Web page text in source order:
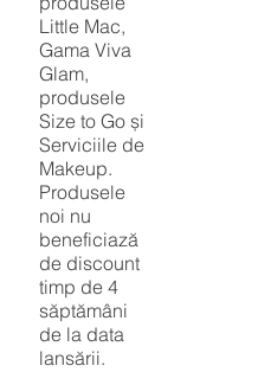
Little Mac,
Gama Viva
Glam,
produsele
Size to Go și
Serviciile de
Makeup.
Produsele
noi nu
beneficiază
de discount
timp de 4
săptămâni
de la data
lansării.